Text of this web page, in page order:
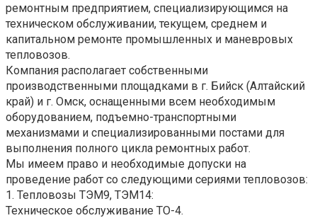
ремонтным предприятием, специализирующимся на
техническом обслуживании, текущем, среднем и
капитальном ремонте промышленных и маневровых
тепловозов.
Компания располагает собственными
производственными площадками в г. Бийск (Алтайский
край) и г. Омск, оснащенными всем необходимым
оборудованием, подъемно-транспортными
механизмами и специализированными постами для
выполнения полного цикла ремонтных работ.
Мы имеем право и необходимые допуски на
проведение работ со следующими сериями тепловозов:
1. Тепловозы ТЭМ9, ТЭМ14:
Техническое обслуживание ТО-4.